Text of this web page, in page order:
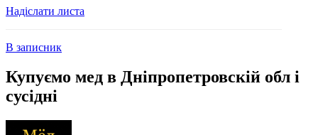
Надіслати листа
В записник
Купуємо мед в Дніпропетровскій обл і
сусідні